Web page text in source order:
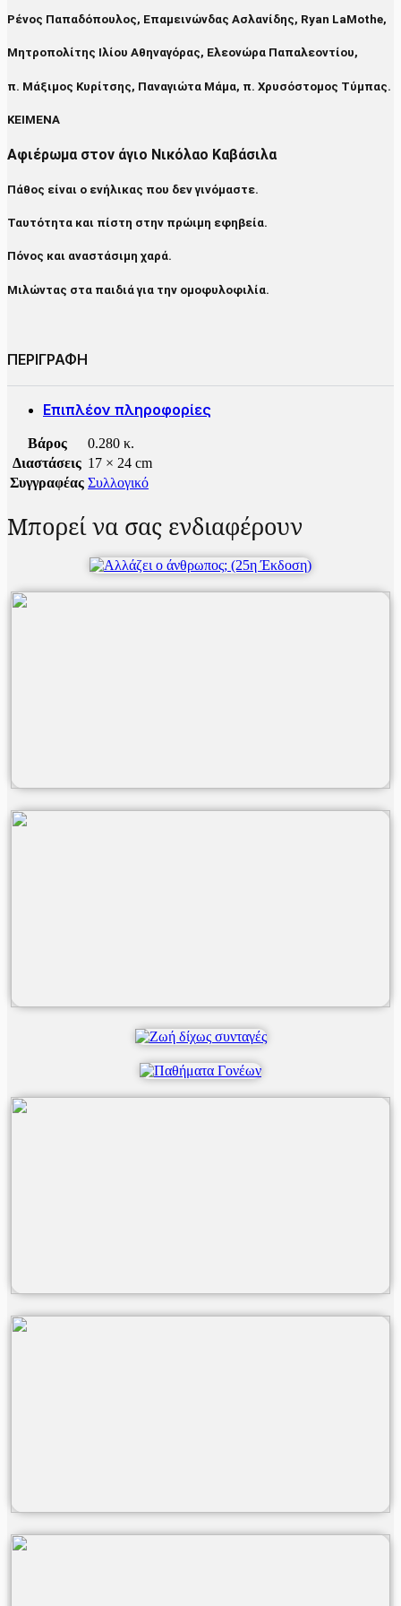
Ρένος Παπαδόπουλος, Επαμεινώνδας Ασλανίδης, Ryan LaMothe,
Μητροπολίτης Ιλίου Αθηναγόρας, Ελεονώρα Παπαλεοντίου,
π. Μάξιμος Κυρίτσης, Παναγιώτα Μάμα, π. Χρυσόστομος Τύμπας.
ΚΕΙΜΕΝΑ
Αφιέρωμα στον άγιο Νικόλαο Καβάσιλα
Πάθος είναι ο ενήλικας που δεν γινόμαστε.
Ταυτότητα και πίστη στην πρώιμη εφηβεία.
Πόνος και αναστάσιμη χαρά.
Μιλώντας στα παιδιά για την ομοφυλοφιλία.
ΠΕΡΙΓΡΑΦΗ
Επιπλέον πληροφορίες
Βάρος
0.280 κ.
Διαστάσεις 17 × 24 cm
Συγγραφέας Συλλογικό
Μπορεί να σας ενδιαφέρουν